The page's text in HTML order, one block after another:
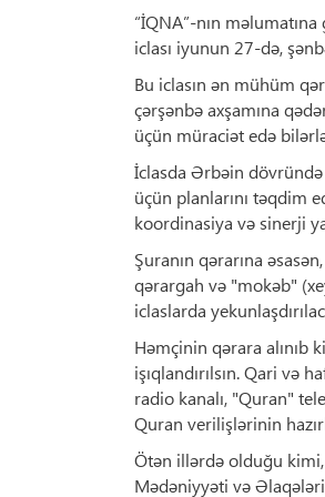
“İQNA”-nın
iclası iyunun 27-də,
Bu iclasın ən mühüm
çərşənbə axşamına
üçün müraciət edə
İclasda Ərbəin
üçün planlarını təqdim
koordinasiya və sinerji
Şuranın qərarına
qərargah və "mokəb"
iclaslarda
Həmçinin qərara alınıb
işıqlandırılsın. Qari və
radio kanalı, "Quran"
Quran verilişlərinin
Ötən illərdə olduğu
Mədəniyyəti və Əlaqələri